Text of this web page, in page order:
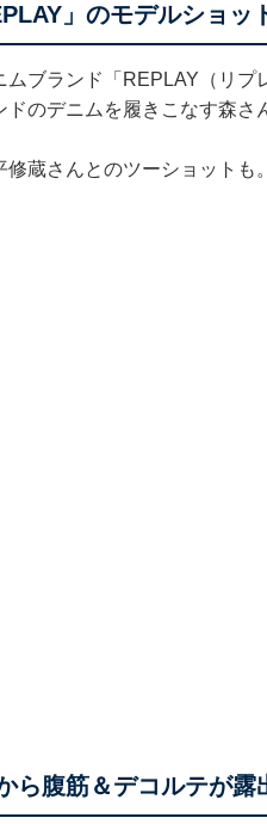
」のモデルショッ
ブランド「REPLAY（リプ
のデニムを履きこなす森さ
蔵さんとのツーショットも
ら腹筋＆デコルテが露